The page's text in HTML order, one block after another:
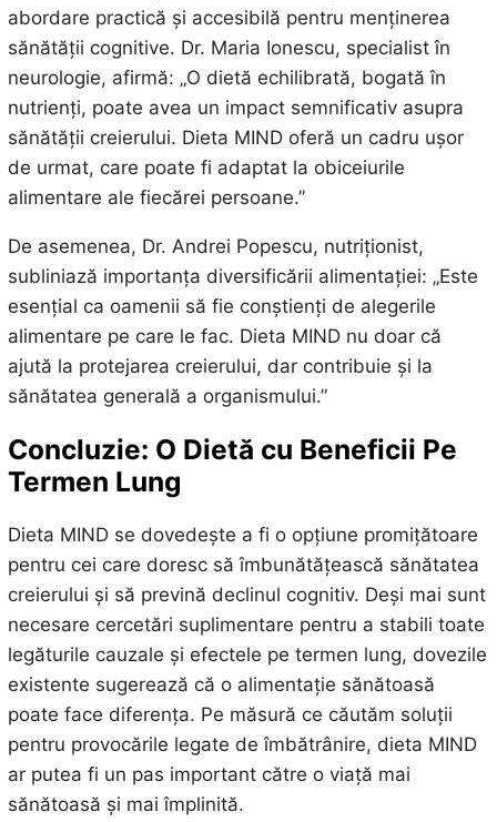
abordare practică și accesibilă pentru menținerea
sănătății cognitive. Dr. Maria Ionescu, specialist în
neurologie, afirmă: „O dietă echilibrată, bogată în
nutrienți, poate avea un impact semnificativ asupra
sănătății creierului. Dieta MIND oferă un cadru ușor
de urmat, care poate fi adaptat la obiceiurile
alimentare ale fiecărei persoane.”
De asemenea, Dr. Andrei Popescu, nutriționist,
subliniază importanța diversificării alimentației: „Este
esențial ca oamenii să fie conștienți de alegerile
alimentare pe care le fac. Dieta MIND nu doar că
ajută la protejarea creierului, dar contribuie și la
sănătatea generală a organismului.”
Concluzie: O Dietă cu Beneficii Pe
Termen Lung
Dieta MIND se dovedește a fi o opțiune promițătoare
pentru cei care doresc să îmbunătățească sănătatea
creierului și să prevină declinul cognitiv. Deși mai sunt
necesare cercetări suplimentare pentru a stabili toate
legăturile cauzale și efectele pe termen lung, dovezile
existente sugerează că o alimentație sănătoasă
poate face diferența. Pe măsură ce căutăm soluții
pentru provocările legate de îmbătrânire, dieta MIND
ar putea fi un pas important către o viață mai
sănătoasă și mai împlinită.